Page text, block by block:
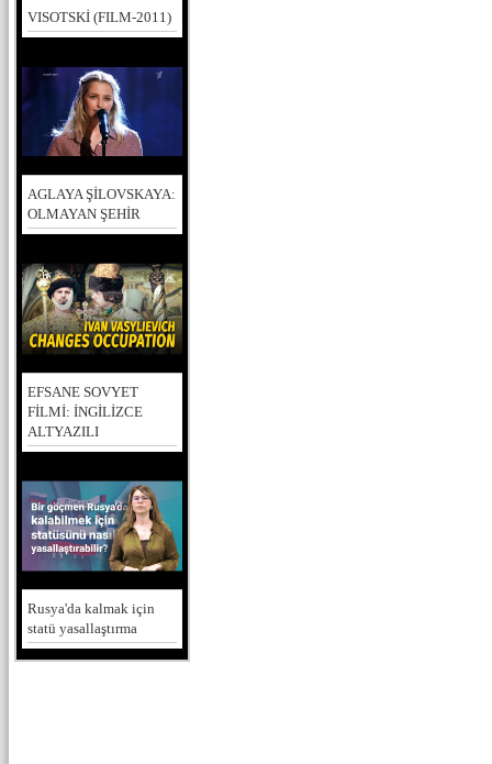
VISOTSKİ (FILM-2011)
AGLAYA ŞİLOVSKAYA:
OLMAYAN ŞEHİR
EFSANE SOVYET
FİLMİ: İNGİLİZCE
ALTYAZILI
Rusya'da kalmak için
statü yasallaştırma